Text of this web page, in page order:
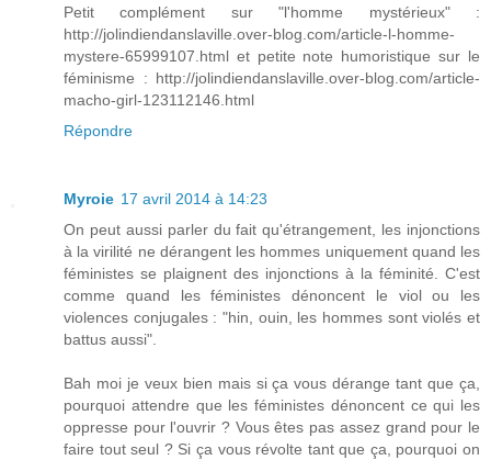
Petit complément sur "l'homme mystérieux" :
http://jolindiendanslaville.over-blog.com/article-l-homme-
mystere-65999107.html et petite note humoristique sur le
féminisme : http://jolindiendanslaville.over-blog.com/article-
macho-girl-123112146.html
Répondre
Myroie 17 avril 2014 à 14:23
On peut aussi parler du fait qu'étrangement, les injonctions
à la virilité ne dérangent les hommes uniquement quand les
féministes se plaignent des injonctions à la féminité. C'est
comme quand les féministes dénoncent le viol ou les
violences conjugales : "hin, ouin, les hommes sont violés et
battus aussi".
Bah moi je veux bien mais si ça vous dérange tant que ça,
pourquoi attendre que les féministes dénoncent ce qui les
oppresse pour l'ouvrir ? Vous êtes pas assez grand pour le
faire tout seul ? Si ça vous révolte tant que ça, pourquoi on